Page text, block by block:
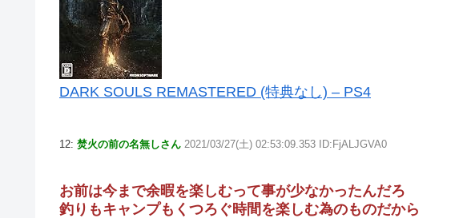
DARK SOULS REMASTERED (特典なし) – PS4
12: 焚火の前の名無しさん 2021/03/27(土) 02:53:09.353 ID:FjALJGVA0
お前は今まで余暇を楽しむって事が少なかったんだろ
釣りもキャンプもくつろぐ時間を楽しむ為のものだから